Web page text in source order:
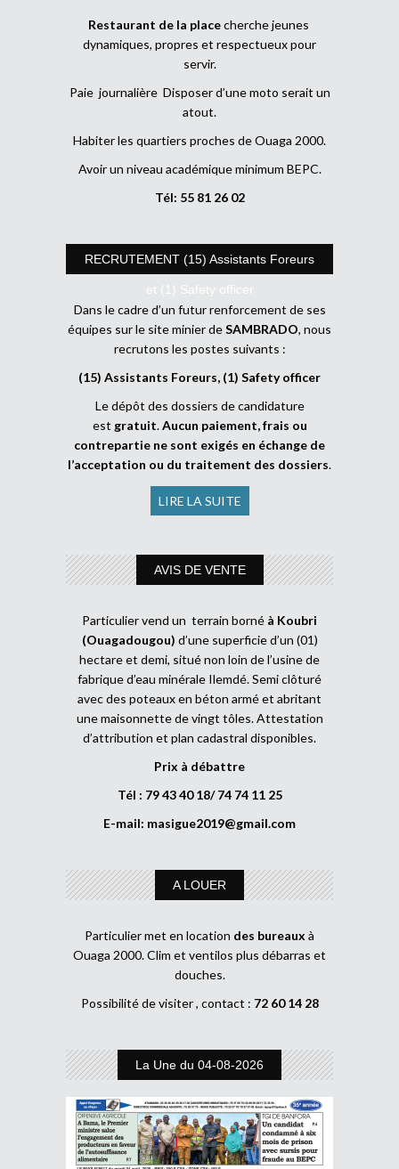
Restaurant de la placecherche jeunes
dynamiques, propres et respectueux pour
servir.
Paie journalière Disposer d’une moto serait un
atout.
Habiter les quartiers proches de Ouaga 2000.
Avoir un niveau académique minimum BEPC.
Tél: 55 81 26 02
RECRUTEMENT (15) Assistants Foreurs
et (1) Safety officer
Dans le cadre d’un futur renforcement de ses
équipes sur le site minier deSAMBRADO, nous
recrutons les postes suivants :
(15) Assistants Foreurs, (1) Safety officer
Le dépôt des dossiers de candidature
est gratuit.Aucun paiement, frais ou
contrepartie ne sont exigés en échange de
l’acceptation ou du traitement des dossiers.
LIRE LA SUITE
AVIS DE VENTE
Particulier vend un terrain borné à Koubri
(Ouagadougou) d’une superficie d’un (01)
hectare et demi, situé non loin de l’usine de
fabrique d’eau minérale Ilemdé. Semi clôturé
avec des poteaux en béton armé et abritant
une maisonnette de vingt tôles. Attestation
d’attribution et plan cadastral disponibles.
Prix à débattre
Tél : 79 43 40 18/ 74 74 11 25
E-mail: masigue2019@gmail.com
A LOUER
Particulier met en location des bureaux à
Ouaga 2000. Clim et ventilos plus débarras et
douches.
Possibilité de visiter , contact : 72 60 14 28
La Une du 04-08-2026